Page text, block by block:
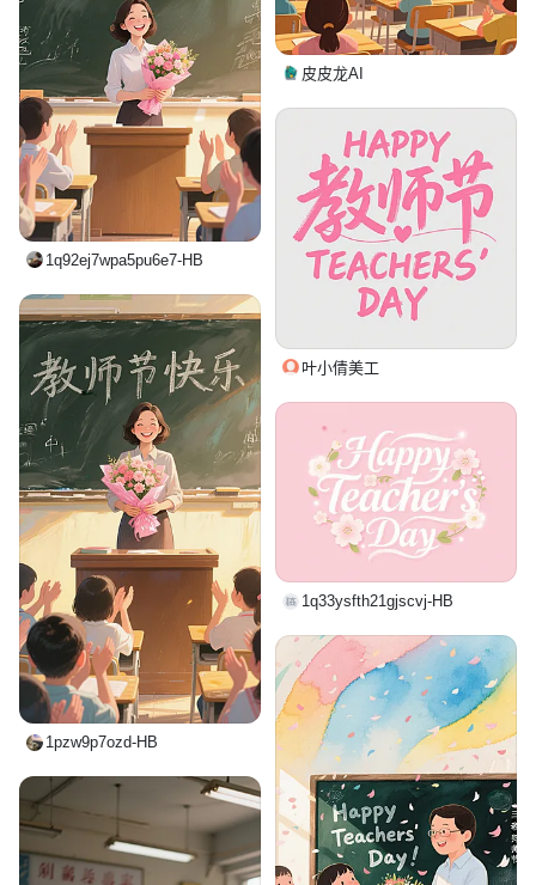
皮皮龙AI
1q92ej7wpa5pu6e7-HB
叶小倩美工
1pzw9p7ozd-HB
1q33ysfth21gjscvj-HB